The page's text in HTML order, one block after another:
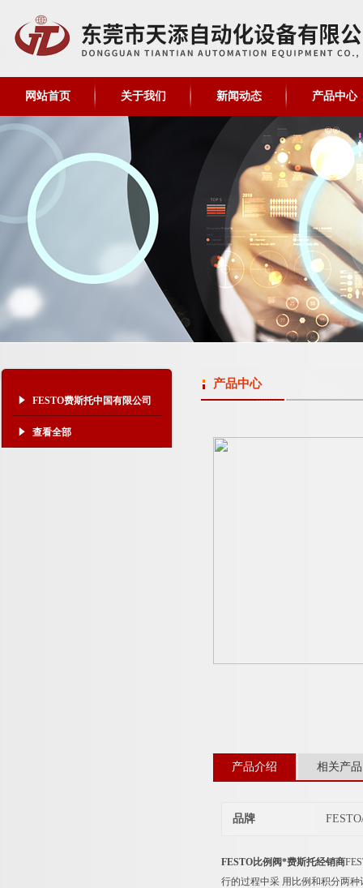
网站首页 关于我们 新闻动态 产品中心
FESTO费斯托中国有限公司
查看全部
产品中心
产品介绍 相关产品
品牌
FESTO比例阀*费斯托经销商
行的过程中采 用比例和积分两